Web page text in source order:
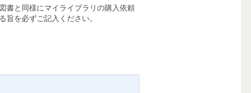
書と同様にマイライブラリの購入依頼
を必ずご記入ください。